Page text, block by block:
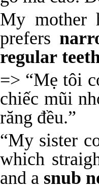
My mother
prefers
regular
=> “Mẹ tôi
chiếc mũi
răng đều.”
“My sister
which
and a snub